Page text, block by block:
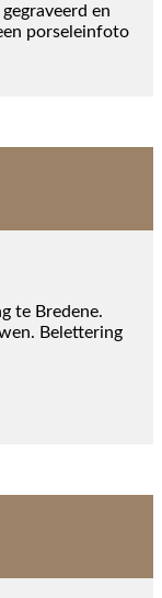
en
porseleinfoto
te Bredene.
Belettering